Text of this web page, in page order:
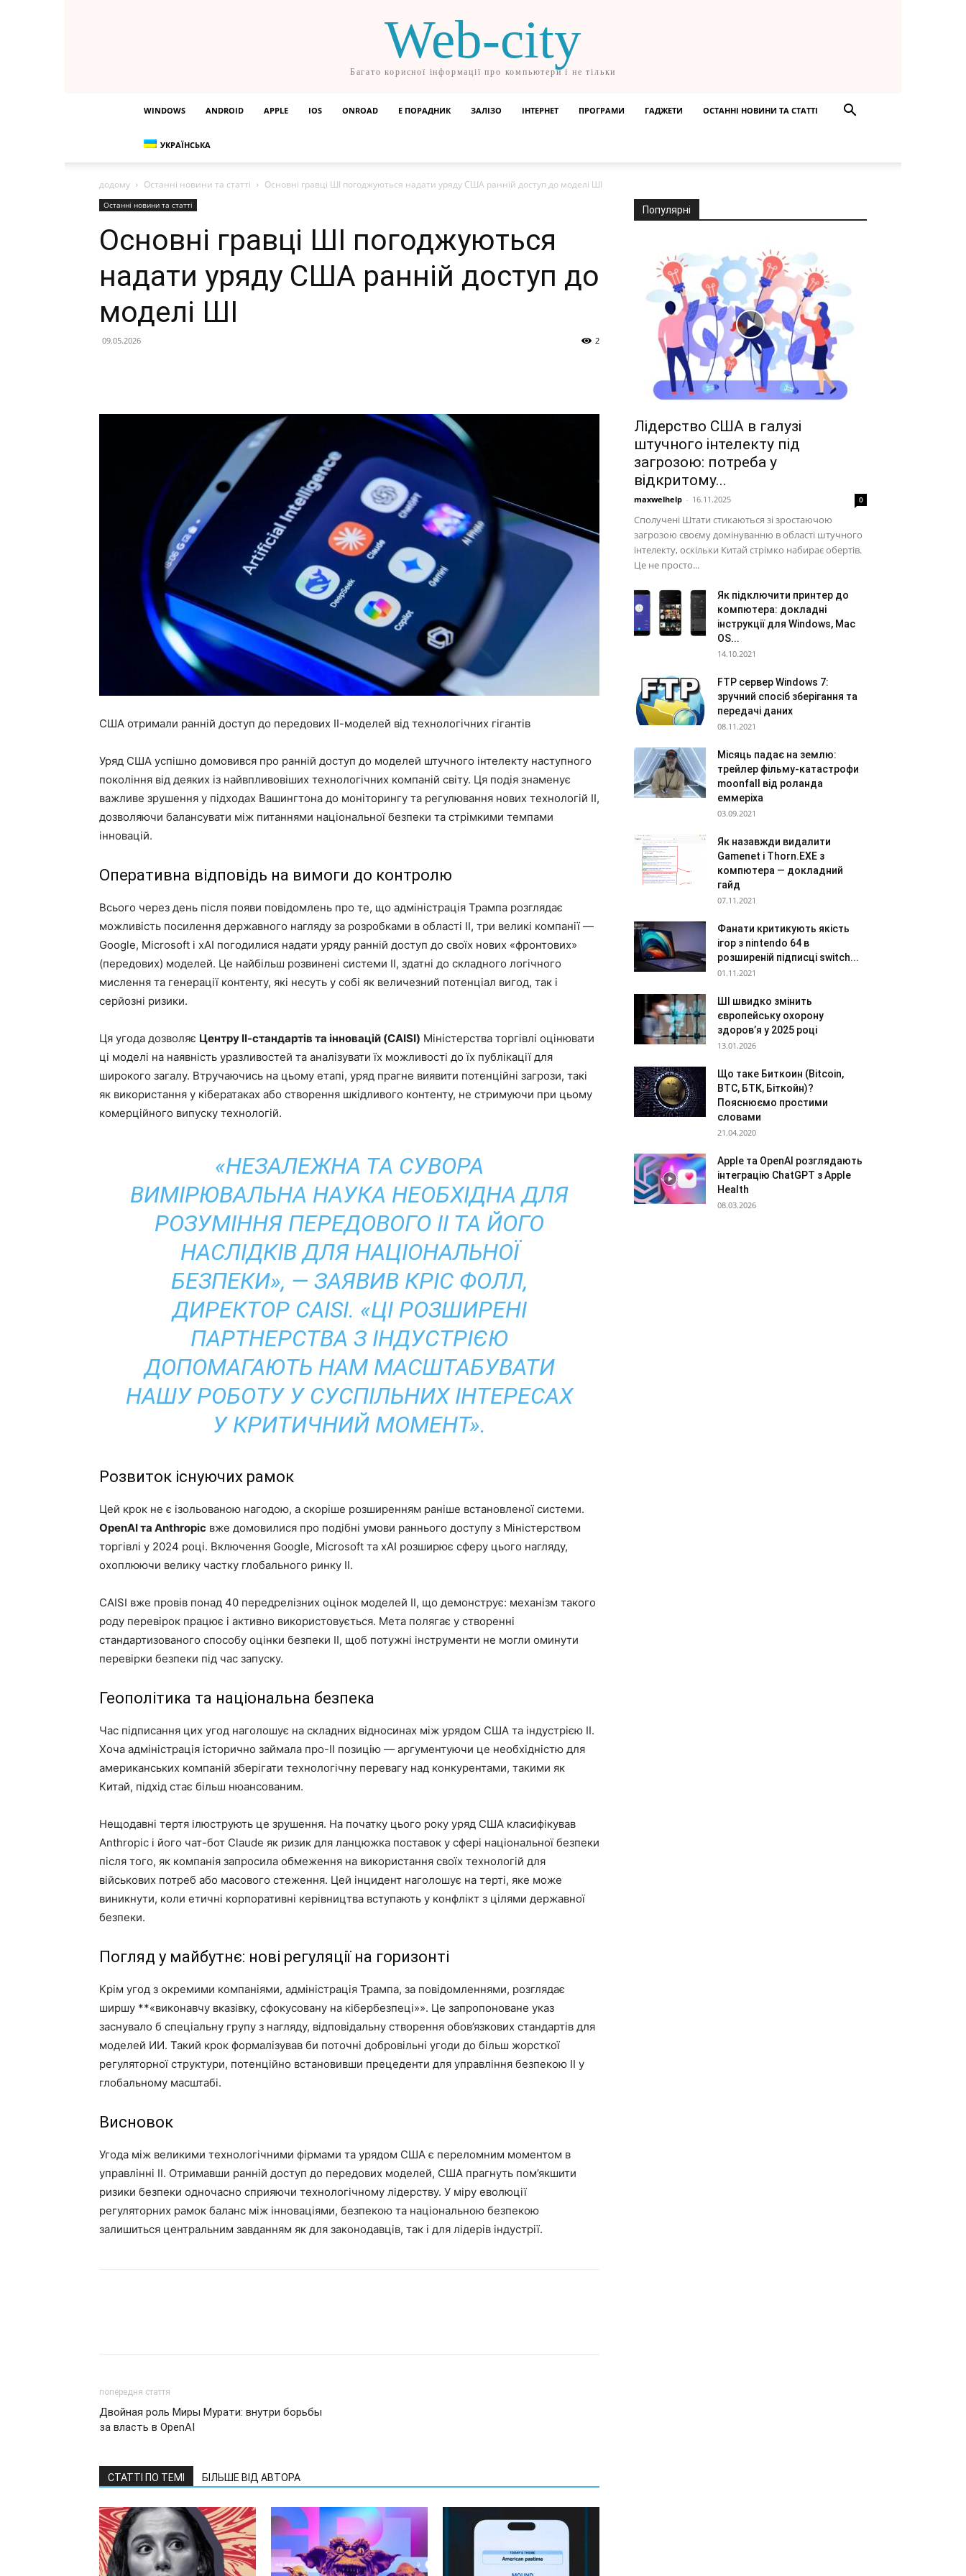
Web-city
Багато корисної інформації про компьютери і не тільки
WINDOWS ANDROID APPLE IOS ONROAD Е ПОРАДНИК ЗАЛІЗО ІНТЕРНЕТ ПРОГРАМИ ГАДЖЕТИ ОСТАННІ НОВИНИ ТА СТАТТІ
УКРАЇНСЬКА
додому Останні новини та статті Основні гравці ШІ погоджуються надати уряду США ранній доступ до моделі ШІ
Останні новини та статті
Основні гравці ШІ погоджуються
надати уряду США ранній доступ до
моделі ШІ
09.05.2026 2
США отримали ранній доступ до передових ІІ-моделей від технологічних гігантів
Уряд США успішно домовився про ранній доступ до моделей штучного інтелекту наступного
покоління від деяких із найвпливовіших технологічних компаній світу. Ця подія знаменує
важливе зрушення у підходах Вашингтона до моніторингу та регулювання нових технологій ІІ,
дозволяючи балансувати між питаннями національної безпеки та стрімкими темпами
інновацій.
Оперативна відповідь на вимоги до контролю
Всього через день після появи повідомлень про те, що адміністрація Трампа розглядає
можливість посилення державного нагляду за розробками в області ІІ, три великі компанії —
Google, Microsoft і xAI погодилися надати уряду ранній доступ до своїх нових «фронтових»
(передових) моделей. Це найбільш розвинені системи ІІ, здатні до складного логічного
мислення та генерації контенту, які несуть у собі як величезний потенціал вигод, так і
серйозні ризики.
Ця угода дозволяє Центру ІІ-стандартів та інновацій (CAISI) Міністерства торгівлі оцінювати
ці моделі на наявність уразливостей та аналізувати їх можливості до їх публікації для
широкого загалу. Втручаючись на цьому етапі, уряд прагне виявити потенційні загрози, такі
як використання у кібератаках або створення шкідливого контенту, не стримуючи при цьому
комерційного випуску технологій.
«НЕЗАЛЕЖНА ТА СУВОРА
ВИМІРЮВАЛЬНА НАУКА НЕОБХІДНА ДЛЯ
РОЗУМІННЯ ПЕРЕДОВОГО ІІ ТА ЙОГО
НАСЛІДКІВ ДЛЯ НАЦІОНАЛЬНОЇ
БЕЗПЕКИ», — ЗАЯВИВ КРІС ФОЛЛ,
ДИРЕКТОР CAISI. «ЦІ РОЗШИРЕНІ
ПАРТНЕРСТВА З ІНДУСТРІЄЮ
ДОПОМАГАЮТЬ НАМ МАСШТАБУВАТИ
НАШУ РОБОТУ У СУСПІЛЬНИХ ІНТЕРЕСАХ
У КРИТИЧНИЙ МОМЕНТ».
Розвиток існуючих рамок
Цей крок не є ізольованою нагодою, а скоріше розширенням раніше встановленої системи.
OpenAI та Anthropic вже домовилися про подібні умови раннього доступу з Міністерством
торгівлі у 2024 році. Включення Google, Microsoft та xAI розширює сферу цього нагляду,
охоплюючи велику частку глобального ринку ІІ.
CAISI вже провів понад 40 передрелізних оцінок моделей ІІ, що демонструє: механізм такого
роду перевірок працює і активно використовується. Мета полягає у створенні
стандартизованого способу оцінки безпеки ІІ, щоб потужні інструменти не могли оминути
перевірки безпеки під час запуску.
Геополітика та національна безпека
Час підписання цих угод наголошує на складних відносинах між урядом США та індустрією ІІ.
Хоча адміністрація історично займала про-ІІ позицію — аргументуючи це необхідністю для
американських компаній зберігати технологічну перевагу над конкурентами, такими як
Китай, підхід стає більш нюансованим.
Нещодавні тертя ілюструють це зрушення. На початку цього року уряд США класифікував
Anthropic і його чат-бот Claude як ризик для ланцюжка поставок у сфері національної безпеки
після того, як компанія запросила обмеження на використання своїх технологій для
військових потреб або масового стеження. Цей інцидент наголошує на терті, яке може
виникнути, коли етичні корпоративні керівництва вступають у конфлікт з цілями державної
безпеки.
Погляд у майбутнє: нові регуляції на горизонті
Крім угод з окремими компаніями, адміністрація Трампа, за повідомленнями, розглядає
ширшу **«виконавчу вказівку, сфокусовану на кібербезпеці»». Це запропоноване указ
заснувало б спеціальну групу з нагляду, відповідальну створення обов’язкових стандартів для
моделей ИИ. Такий крок формалізував би поточні добровільні угоди до більш жорсткої
регуляторної структури, потенційно встановивши прецеденти для управління безпекою ІІ у
глобальному масштабі.
Висновок
Угода між великими технологічними фірмами та урядом США є переломним моментом в
управлінні ІІ. Отримавши ранній доступ до передових моделей, США прагнуть пом’якшити
ризики безпеки одночасно сприяючи технологічному лідерству. У міру еволюції
регуляторних рамок баланс між інноваціями, безпекою та національною безпекою
залишиться центральним завданням як для законодавців, так і для лідерів індустрії.
попередня стаття
Двойная роль Миры Мурати: внутри борьбы
за власть в OpenAI
СТАТТІ ПО ТЕМІ БІЛЬШЕ ВІД АВТОРА
Популярні
Лідерство США в галузі
штучного інтелекту під
загрозою: потреба у
відкритому...
maxwelhelp - 16.11.2025 0
Сполучені Штати стикаються зі зростаючою
загрозою своєму домінуванню в області штучного
інтелекту, оскільки Китай стрімко набирає обертів.
Це не просто...
Як підключити принтер до
компютера: докладні
інструкції для Windows, Mac
OS...
14.10.2021
FTP сервер Windows 7:
зручний спосіб зберігання та
передачі даних
08.11.2021
Місяць падає на землю:
трейлер фільму-катастрофи
moonfall від роланда
еммеріха
03.09.2021
Як назавжди видалити
Gamenet і Thorn.EXE з
компютера — докладний
гайд
07.11.2021
Фанати критикують якість
ігор з nintendo 64 в
розширеній підписці switch...
01.11.2021
ШІ швидко змінить
європейську охорону
здоров’я у 2025 році
13.01.2026
Що таке Биткоин (Bitcoin,
BTC, БТК, Біткойн)?
Пояснюємо простими
словами
21.04.2020
Apple та OpenAI розглядають
інтеграцію ChatGPT з Apple
Health
08.03.2026